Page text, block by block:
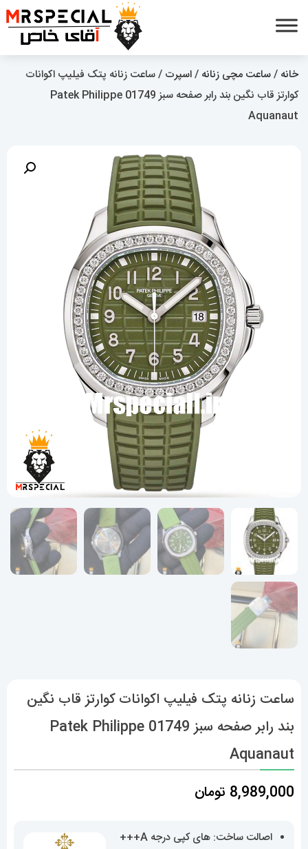
خانه /ساعت مچی زنانه /اسپرت / ساعت زنانه پتک فیلیپ اکوانات
کوارتز قاب نگین بند رابر صفحه سبز 01749 Patek Philippe
Aquanaut
ساعت زنانه پتک فیلیپ اکوانات کوارتز قاب نگین
بند رابر صفحه سبز 01749 Patek Philippe
Aquanaut
8,989,000 تومان
اصالت ساخت: های کپی درجه A+++